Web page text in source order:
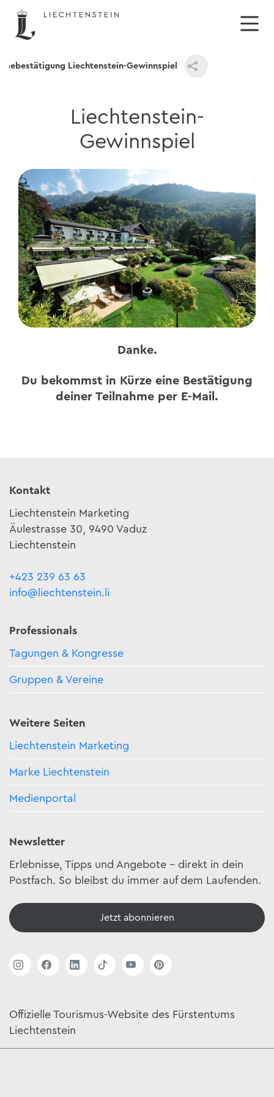
Liechtenstein-Gewinnspiel
Liechtenstein-
Gewinnspiel
Danke.
Du bekommst in Kürze eine Bestätigung
deiner Teilnahme per E-Mail.
Kontakt
Liechtenstein Marketing
Äulestrasse 30, 9490 Vaduz
Liechtenstein
+423 239 63 63
info@liechtenstein.li
Professionals
Tagungen & Kongresse
Gruppen & Vereine
Weitere Seiten
Liechtenstein Marketing
Marke Liechtenstein
Medienportal
Newsletter
Erlebnisse, Tipps und Angebote – direkt in dein
Postfach. So bleibst du immer auf dem Laufenden.
Jetzt abonnieren
Offizielle Tourismus-Website des Fürstentums
Liechtenstein